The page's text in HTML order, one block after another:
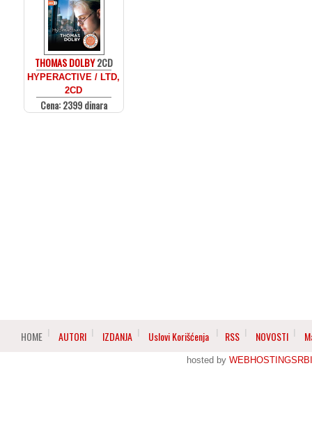
THOMAS DOLBY2CD
HYPERACTIVE / LTD,
2CD
Cena: 2399 dinara
HOME AUTORI IZDANJA Uslovi Korišćenja RSS NOVOSTI
hosted by